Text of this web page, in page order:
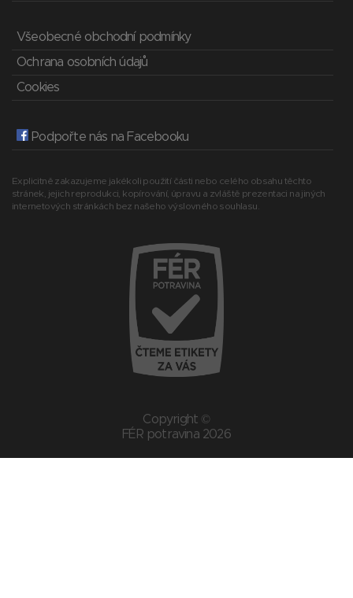
Všeobecné obchodní podmínky
Ochrana osobních údajů
Cookies
Podpořte nás na Facebooku
Explicitně zakazujeme jakékoli použití části nebo celého obsahu těchto
stránek, jejich reprodukci, kopírování, úpravu a zvláště prezentaci na jiných
internetových stránkách bez našeho výslovného souhlasu.
Copyright ©
FÉR potravina 2026